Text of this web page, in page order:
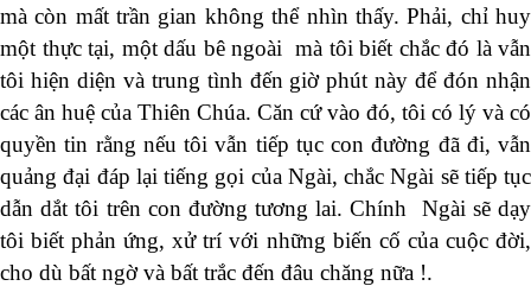
mà còn mất trần gian không thể nhìn thấy. Phải, chỉ huy
một thực tại, một dấu bê ngoài mà tôi biết chắc đó là vẫn
tôi hiện diện và trung tình đến giờ phút này để đón nhận
các ân huệ của Thiên Chúa. Căn cứ vào đó, tôi có lý và có
quyền tin rằng nếu tôi vẫn tiếp tục con đường đã đi, vẫn
quảng đại đáp lại tiếng gọi của Ngài, chắc Ngài sẽ tiếp tục
dẫn dắt tôi trên con đường tương lai. Chính Ngài sẽ dạy
tôi biết phản ứng, xử trí với những biến cố của cuộc đời,
cho dù bất ngờ và bất trắc đến đâu chăng nữa !.